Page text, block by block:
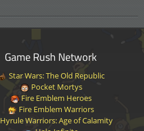
Game Rush Network
Star Wars: The Old Republic
Pocket Mortys
Fire Emblem Heroes
Fire Emblem Warriors
Hyrule Warriors: Age of Calamity